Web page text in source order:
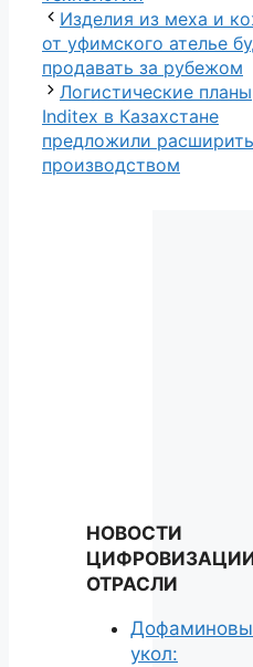
Изделия из меха и
от уфимского ателье
продавать за рубежом
Логистические планы
Inditex в Казахстане
предложили расширить
производством
НОВОСТИ
ОТРАСЛИ
укол: